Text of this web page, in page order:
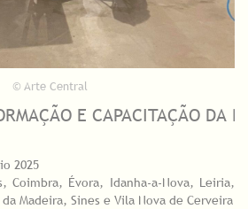
© Arte Central
E CAPACITAÇÃO DA
2025
Coimbra, Évora, Idanha-a-Nova, Leiria,
Madeira, Sines e Vila Nova de Cerveira